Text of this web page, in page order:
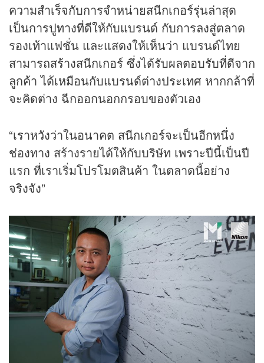
ความสำเร็จกับการจำหน่ายสนีกเกอร์รุ่นล่าสุด
เป็นการปูทางที่ดีให้กับแบรนด์ กับการลงสู่ตลาด
รองเท้าแฟชั่น และแสดงให้เห็นว่า แบรนด์ไทย
สามารถสร้างสนีกเกอร์ ซึ่งได้รับผลตอบรับที่ดีจาก
ลูกค้า ได้เหมือนกับแบรนด์ต่างประเทศ หากกล้าที่
จะคิดต่าง ฉีกออกนอกกรอบของตัวเอง
“เราหวังว่าในอนาคต สนีกเกอร์จะเป็นอีกหนึ่ง
ช่องทาง สร้างรายได้ให้กับบริษัท เพราะปีนี้เป็นปี
แรก ที่เราเริ่มโปรโมตสินค้า ในตลาดนี้อย่าง
จริงจัง”